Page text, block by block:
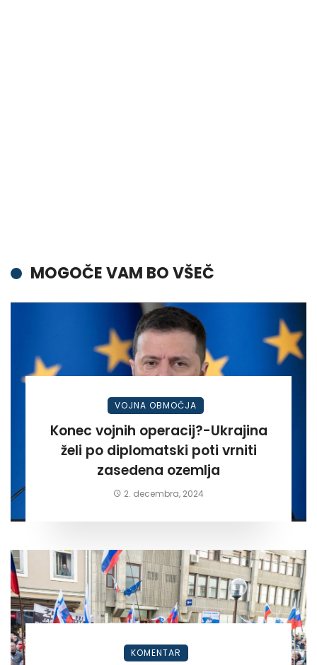
MOGOČE VAM BO VŠEČ
VOJNA OBMOČJA
Konec vojnih operacij?-Ukrajina
želi po diplomatski poti vrniti
zasedena ozemlja
2. decembra, 2024
KOMENTAR